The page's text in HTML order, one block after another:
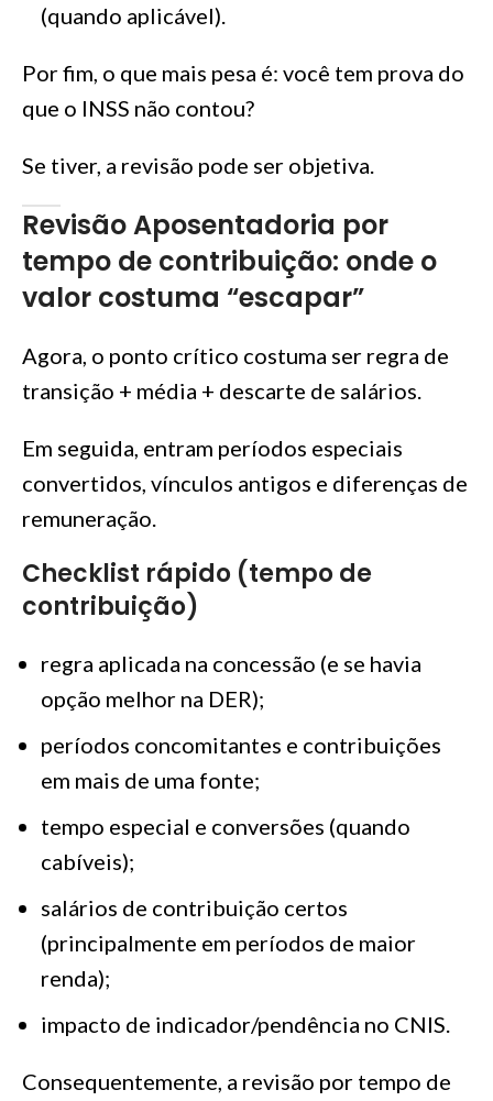
(quando aplicável).
Por fim, o que mais pesa é: você tem prova do
que o INSS não contou?
Se tiver, a revisão pode ser objetiva.
Revisão Aposentadoria por
tempo de contribuição: onde o
valor costuma “escapar”
Agora, o ponto crítico costuma ser regra de
transição + média + descarte de salários.
Em seguida, entram períodos especiais
convertidos, vínculos antigos e diferenças de
remuneração.
Checklist rápido (tempo de
contribuição)
regra aplicada na concessão (e se havia
opção melhor na DER);
períodos concomitantes e contribuições
em mais de uma fonte;
tempo especial e conversões (quando
cabíveis);
salários de contribuição certos
(principalmente em períodos de maior
renda);
impacto de indicador/pendência no CNIS.
Consequentemente, a revisão por tempo de